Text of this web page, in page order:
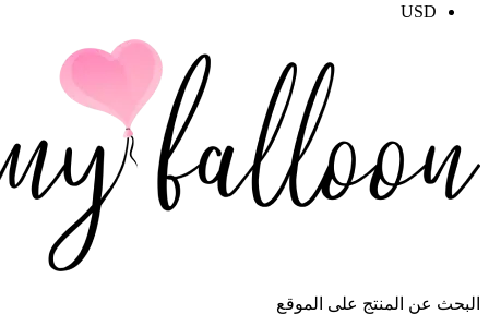
USD
البحث عن المنتج على الموقع